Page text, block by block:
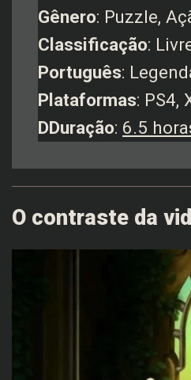
Gênero: Puzzle,
Classificação:
Português:
Plataformas: PS4,
DDuração: 6.5
O contraste da